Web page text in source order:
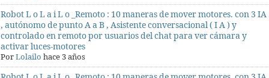
Robot L o L a i L o _Remoto : 10 maneras de mover motores. con 3 IA
, autónomo de punto A a B , Asistente conversacional ( I A ) y
controlado en remoto por usuarios del chat para ver cámara y
activar luces-motores
PorLolailo hace 3 años